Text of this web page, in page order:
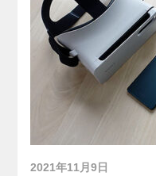
2021年11月9日